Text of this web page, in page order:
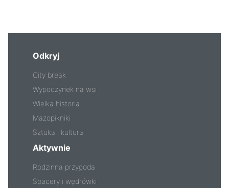
Odkryj
City break
Wypoczynek na wsi
Wielka historia
Mazopikniki
Sztuka i kultura
Aktywnie
Rodzinna przygoda
Spacery i wędrówki